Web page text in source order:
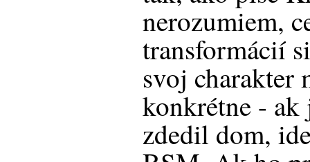
nerozumiem,
transformácií
svoj charakter
konkrétne - ak
zdedil dom,